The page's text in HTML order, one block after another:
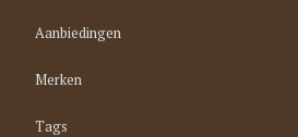
Aanbiedingen
Merken
Tags